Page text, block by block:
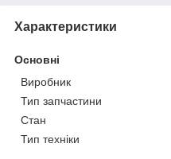
Характеристики
Основні
Виробник
Тип запчастини
Стан
Тип техніки